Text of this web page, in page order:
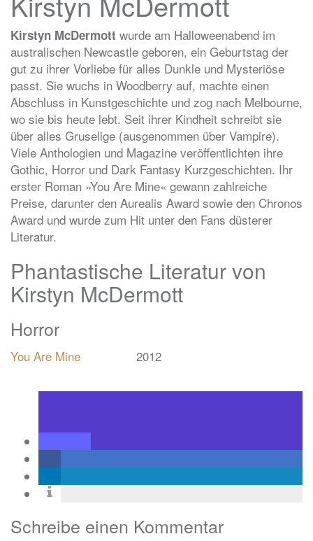
Kirstyn McDermott wurde am Halloweenabend im
australischen Newcastle geboren, ein Geburtstag der
gut zu ihrer Vorliebe für alles Dunkle und Mysteriöse
passt. Sie wuchs in Woodberry auf, machte einen
Abschluss in Kunstgeschichte und zog nach Melbourne,
wo sie bis heute lebt. Seit ihrer Kindheit schreibt sie
über alles Gruselige (ausgenommen über Vampire).
Viele Anthologien und Magazine veröffentlichten ihre
Gothic, Horror und Dark Fantasy Kurzgeschichten. Ihr
erster Roman »You Are Mine« gewann zahlreiche
Preise, darunter den Aurealis Award sowie den Chronos
Award und wurde zum Hit unter den Fans düsterer
Literatur.
Phantastische Literatur von
Kirstyn McDermott
Horror
You Are Mine 2012
Schreibe einen Kommentar